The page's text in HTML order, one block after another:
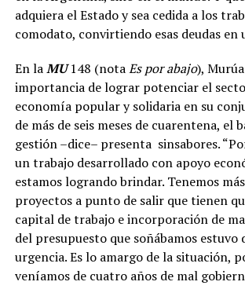
adquiera el Estado y sea cedida a los
comodato, convirtiendo esas deudas en
En laMU148 (notaEs por abajo),
importancia de lograr potenciar el
economía popular y solidaria en su
de más de seis meses de cuarentena, el
gestión –dice– presenta sinsabores.
un trabajo desarrollado con apoyo
estamos logrando brindar. Tenemos
proyectos a punto de salir que tienen
capital de trabajo e incorporación de
del presupuesto que soñábamos estuvo
urgencia. Es lo amargo de la situación,
veníamos de cuatro años de mal